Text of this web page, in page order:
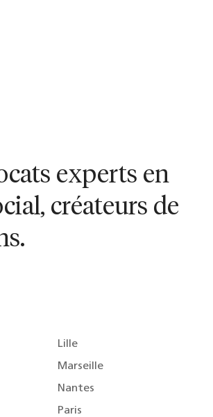
experts en
créateurs de
Lille
Marseille
Nantes
Paris